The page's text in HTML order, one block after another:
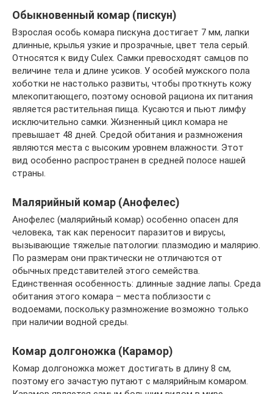
Обыкновенный комар (пискун)
Взрослая особь комара пискуна достигает 7 мм, лапки
длинные, крылья узкие и прозрачные, цвет тела серый.
Относятся к виду Culex. Самки превосходят самцов по
величине тела и длине усиков. У особей мужского пола
хоботки не настолько развиты, чтобы проткнуть кожу
млекопитающего, поэтому основой рациона их питания
является растительная пища. Кусаются и пьют лимфу
исключительно самки. Жизненный цикл комара не
превышает 48 дней. Средой обитания и размножения
являются места с высоким уровнем влажности. Этот
вид особенно распространен в средней полосе нашей
страны.
Малярийный комар (Анофелес)
Анофелес (малярийный комар) особенно опасен для
человека, так как переносит паразитов и вирусы,
вызывающие тяжелые патологии: плазмодию и малярию.
По размерам они практически не отличаются от
обычных представителей этого семейства.
Единственная особенность: длинные задние лапы. Среда
обитания этого комара – места поблизости с
водоемами, поскольку размножение возможно только
при наличии водной среды.
Комар долгоножка (Карамор)
Комар долгоножка может достигать в длину 8 см,
поэтому его зачастую путают с малярийным комаром.